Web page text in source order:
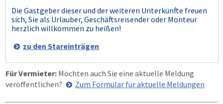
Die Gastgeber dieser und der weiteren Unterkünfte freuen
sich, Sie als Urlauber, Geschäftsreisender oder Monteur
herzlich willkommen zu heißen!
zu den Stareinträgen
Für Vermieter: Möchten auch Sie eine aktuelle Meldung
veröffentlichen?
Zum Formular für aktuelle Meldungen